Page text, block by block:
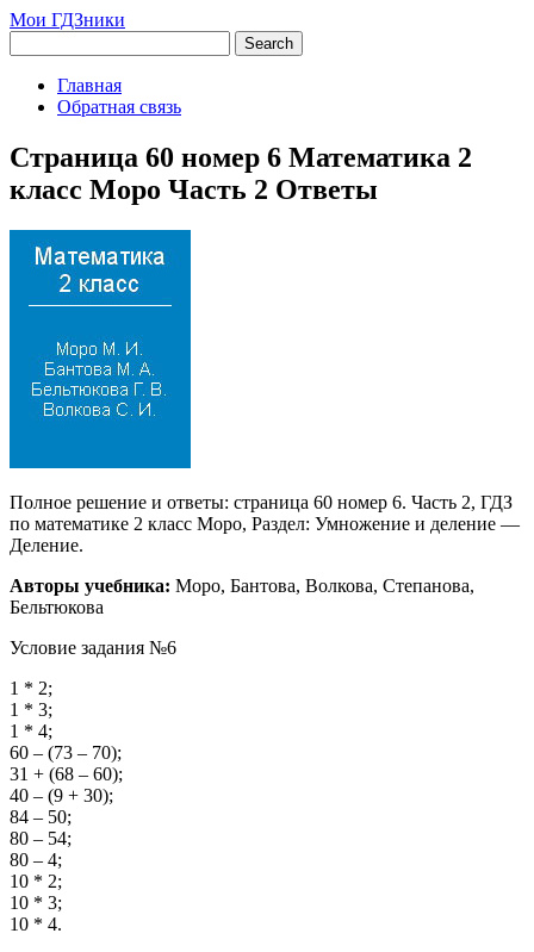
Мои ГДЗники
Главная
Обратная связь
Страница 60 номер 6 Математика 2
класс Моро Часть 2 Ответы
Полное решение и ответы: страница 60 номер 6. Часть 2, ГДЗ
по математике 2 класс Моро, Раздел: Умножение и деление —
Деление.
Авторы учебника: Моро, Бантова, Волкова, Степанова,
Бельтюкова
Условие задания №6
1 * 2;
1 * 3;
1 * 4;
60 – (73 – 70);
31 + (68 – 60);
40 – (9 + 30);
84 – 50;
80 – 54;
80 – 4;
10 * 2;
10 * 3;
10 * 4.